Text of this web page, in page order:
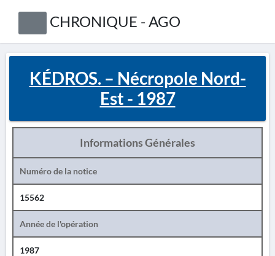
CHRONIQUE - AGO
KÉDROS. – Nécropole Nord-
Est - 1987
Informations Générales
Numéro de la notice
15562
Année de l'opération
1987